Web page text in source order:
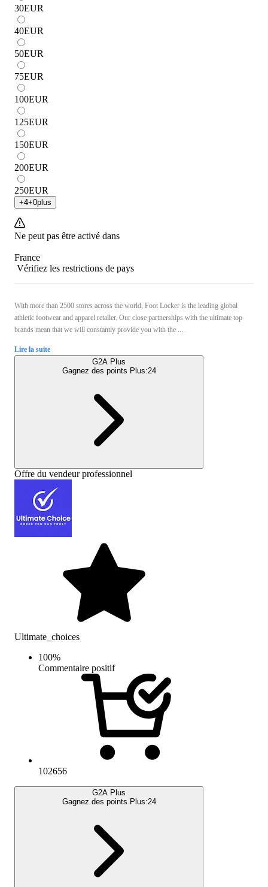
30EUR
40EUR
50EUR
75EUR
100EUR
125EUR
150EUR
200EUR
250EUR
+4+0plus
Ne peut pas être activé dans
France
Vérifiez les restrictions de pays
With more than 2500 stores across the world, Foot Locker is the leading global
athletic footwear and apparel retailer. Our close partnerships with the ultimate top
brands mean that we will constantly provide you with the ...
Lire la suite
G2A Plus
Gagnez des points Plus:24
Offre du vendeur professionnel
Ultimate_choices
100%
Commentaire positif
102656
G2A Plus
Gagnez des points Plus:24